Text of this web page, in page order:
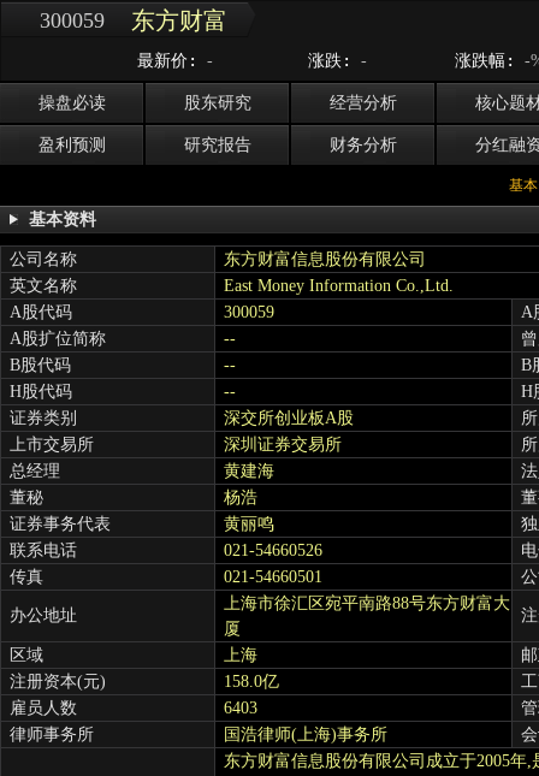
300059 东方财富
最新价: - 涨跌: - 涨跌幅: -
操盘必读 股东研究 经营分析 核心题
盈利预测 研究报告 财务分析 分红融
基
基本资料
公司名称
东方财富信息股份有限公司
英文名称
East Money Information Co.,Ltd.
A股代码
300059
A
A股扩位简称
--
B股代码
--
B
H股代码
--
H
证券类别
深交所创业板A股
上市交易所
深圳证券交易所
总经理
黄建海
董秘
杨浩
证券事务代表
黄丽鸣
联系电话
021-54660526
传真
021-54660501
办公地址
上海市徐汇区宛平南路88号东方财富大
厦
区域 上海
注册资本(元)
158.0亿
雇员人数
6403
律师事务所
国浩律师(上海)事务所
东方财富信息股份有限公司成立于2005